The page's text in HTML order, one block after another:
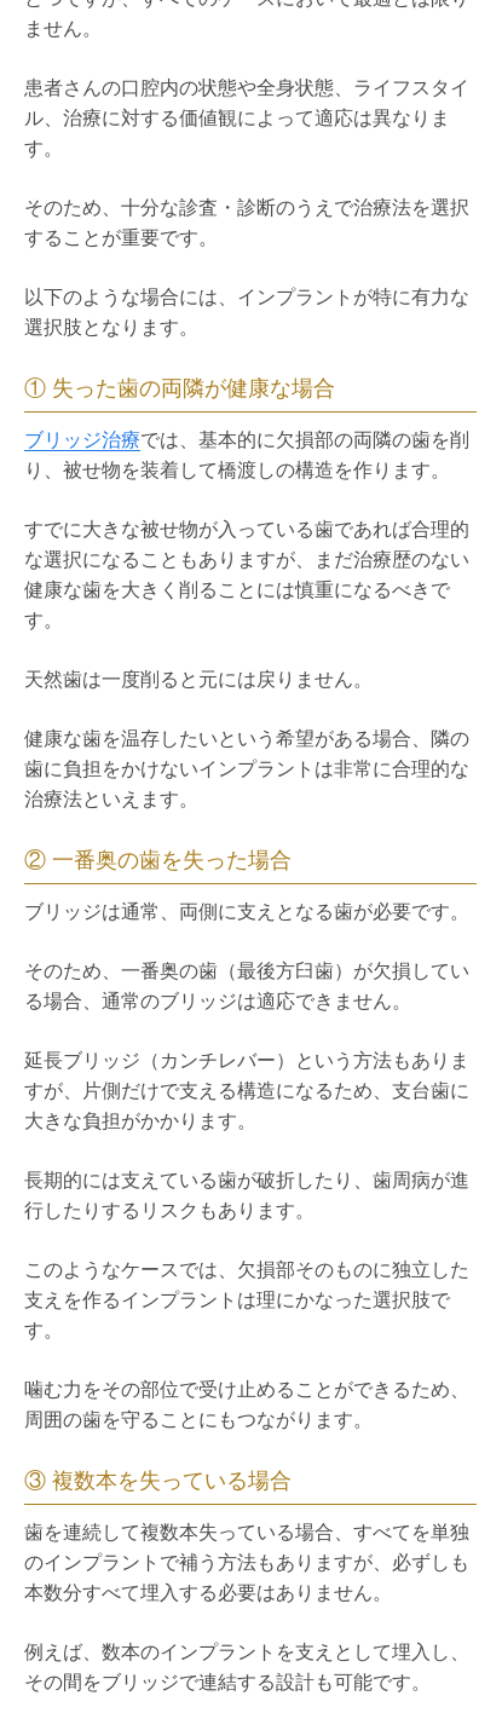
ません。
患者さんの口腔内の状態や全身状態、ライフスタイ
ル、治療に対する価値観によって適応は異なりま
す。
そのため、十分な診査・診断のうえで治療法を選択
することが重要です。
以下のような場合には、インプラントが特に有力な
選択肢となります。
① 失った歯の両隣が健康な場合
ブリッジ治療では、基本的に欠損部の両隣の歯を削
り、被せ物を装着して橋渡しの構造を作ります。
すでに大きな被せ物が入っている歯であれば合理的
な選択になることもありますが、まだ治療歴のない
健康な歯を大きく削ることには慎重になるべきで
す。
天然歯は一度削ると元には戻りません。
健康な歯を温存したいという希望がある場合、隣の
歯に負担をかけないインプラントは非常に合理的な
治療法といえます。
② 一番奥の歯を失った場合
ブリッジは通常、両側に支えとなる歯が必要です。
そのため、一番奥の歯（最後方臼歯）が欠損してい
る場合、通常のブリッジは適応できません。
延長ブリッジ（カンチレバー）という方法もありま
すが、片側だけで支える構造になるため、支台歯に
大きな負担がかかります。
長期的には支えている歯が破折したり、歯周病が進
行したりするリスクもあります。
このようなケースでは、欠損部そのものに独立した
支えを作るインプラントは理にかなった選択肢で
す。
噛む力をその部位で受け止めることができるため、
周囲の歯を守ることにもつながります。
③ 複数本を失っている場合
歯を連続して複数本失っている場合、すべてを単独
のインプラントで補う方法もありますが、必ずしも
本数分すべて埋入する必要はありません。
例えば、数本のインプラントを支えとして埋入し、
その間をブリッジで連結する設計も可能です。